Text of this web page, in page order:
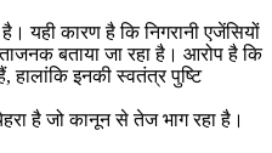
यही कारण है कि निगरानी एजेंसियों
बताया जा रहा है। आरोप है कि
इनकी स्वतंत्र पुष्टि
है जो कानून से तेज भाग रहा है।